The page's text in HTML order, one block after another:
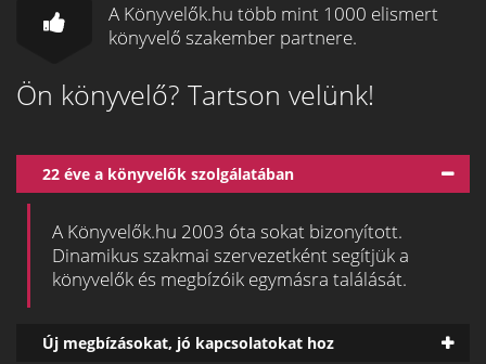
A Könyvelők.hu több mint 1000 elismert
könyvelő szakember partnere.
Ön könyvelő? Tartson velünk!
22 éve a könyvelők szolgálatában
A Könyvelők.hu 2003 óta sokat bizonyított.
Dinamikus szakmai szervezetként segítjük a
könyvelők és megbízóik egymásra találását.
Új megbízásokat, jó kapcsolatokat hoz